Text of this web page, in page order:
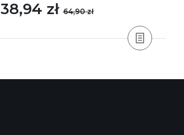
38,94 zł64,90 zł